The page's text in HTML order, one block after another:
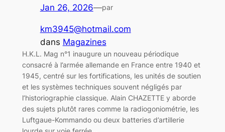
Jan 26, 2026—par
km3945@hotmail.com
dans Magazines
H.K.L. Mag n°1 inaugure un nouveau périodique
consacré à l’armée allemande en France entre 1940 et
1945, centré sur les fortifications, les unités de soutien
et les systèmes techniques souvent négligés par
l’historiographie classique. Alain CHAZETTE y aborde
des sujets plutôt rares comme la radiogoniométrie, les
Luftgaue-Kommando ou deux batteries d’artillerie